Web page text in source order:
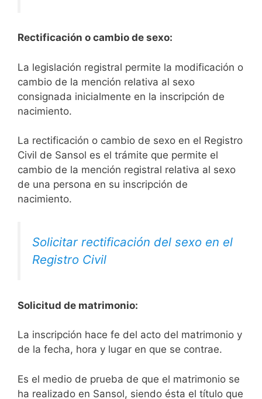
Rectificación o cambio de sexo:
La legislación registral permite la modificación o
cambio de la mención relativa al sexo
consignada inicialmente en la inscripción de
nacimiento.
La rectificación o cambio de sexo en el Registro
Civil de Sansol es el trámite que permite el
cambio de la mención registral relativa al sexo
de una persona en su inscripción de
nacimiento.
Solicitar rectificación del sexo en el
Registro Civil
Solicitud de matrimonio:
La inscripción hace fe del acto del matrimonio y
de la fecha, hora y lugar en que se contrae.
Es el medio de prueba de que el matrimonio se
ha realizado en Sansol, siendo ésta el título que